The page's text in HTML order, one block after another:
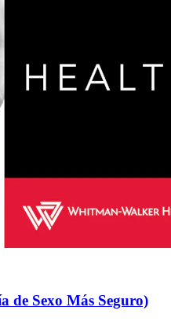
de Sexo Más Seguro)